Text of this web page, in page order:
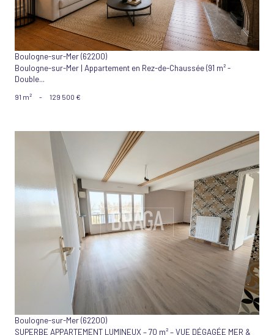
Boulogne-sur-Mer (62200)
Boulogne-sur-Mer | Appartement en Rez-de-Chaussée (91 m² -
Double...
91 m² - 129 500 €
VOIR LE BIEN
Boulogne-sur-Mer (62200)
SUPERBE APPARTEMENT LUMINEUX – 70 m² – VUE DÉGAGÉE MER &